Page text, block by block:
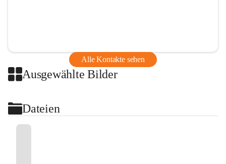
Alle Kontakte sehen
Ausgewählte Bilder
Dateien